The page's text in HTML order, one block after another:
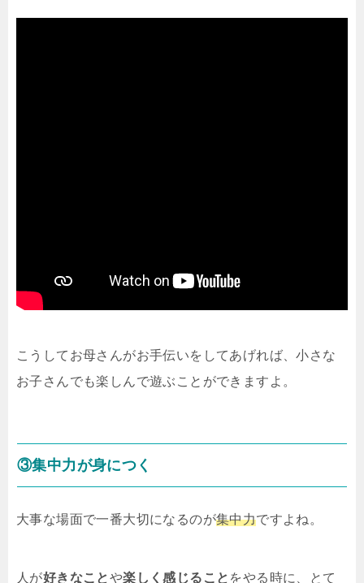
こうしてお母さんがお手伝いをしてあげれば、小さな
お子さんでも楽しんで遊ぶことができますよ。
③集中力が身につく
大事な場面で一番大切になるのが集中力ですよね。
人が好きなことや楽しく感じること をやる時に、とて